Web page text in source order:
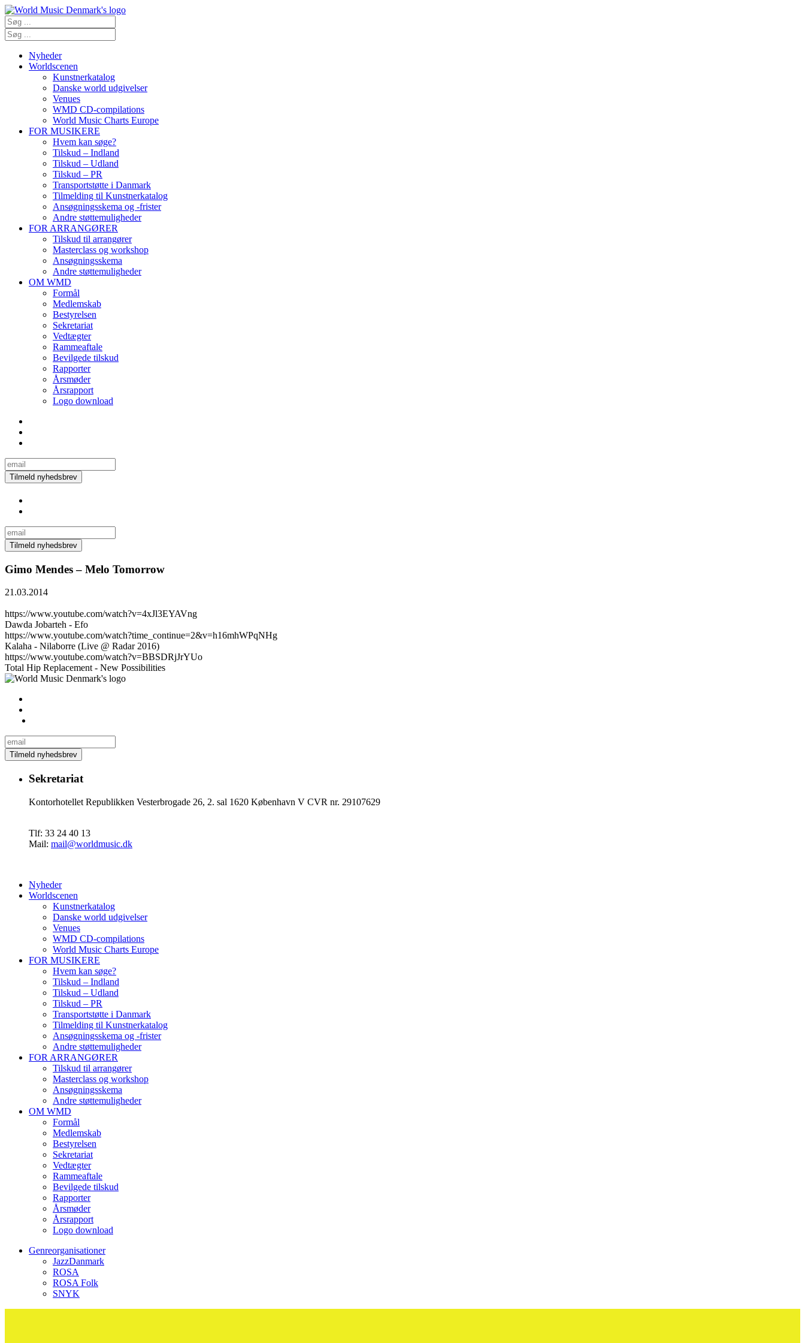
Nyheder
Worldscenen
Kunstnerkatalog
Danske world udgivelser
Venues
WMD CD-compilations
World Music Charts Europe
FOR MUSIKERE
Hvem kan søge?
Tilskud – Indland
Tilskud – Udland
Tilskud – PR
Transportstøtte i Danmark
Tilmelding til Kunstnerkatalog
Ansøgningsskema og -frister
Andre støttemuligheder
FOR ARRANGØRER
Tilskud til arrangører
Masterclass og workshop
Ansøgningsskema
Andre støttemuligheder
OM WMD
Formål
Medlemskab
Bestyrelsen
Sekretariat
Vedtægter
Rammeaftale
Bevilgede tilskud
Rapporter
Årsmøder
Årsrapport
Logo download
Gimo Mendes – Melo Tomorrow
21.03.2014
https://www.youtube.com/watch?v=4xJl3EYAVng
Dawda Jobarteh - Efo
https://www.youtube.com/watch?time_continue=2&v=h16mhWPqNHg
Kalaha - Nilaborre (Live @ Radar 2016)
https://www.youtube.com/watch?v=BBSDRjJrYUo
Total Hip Replacement - New Possibilities
Sekretariat
Kontorhotellet Republikken Vesterbrogade 26, 2. sal 1620 København V CVR nr. 29107629
Tlf: 33 24 40 13
Mail: mail@worldmusic.dk
Nyheder
Worldscenen
Kunstnerkatalog
Danske world udgivelser
Venues
WMD CD-compilations
World Music Charts Europe
FOR MUSIKERE
Hvem kan søge?
Tilskud – Indland
Tilskud – Udland
Tilskud – PR
Transportstøtte i Danmark
Tilmelding til Kunstnerkatalog
Ansøgningsskema og -frister
Andre støttemuligheder
FOR ARRANGØRER
Tilskud til arrangører
Masterclass og workshop
Ansøgningsskema
Andre støttemuligheder
OM WMD
Formål
Medlemskab
Bestyrelsen
Sekretariat
Vedtægter
Rammeaftale
Bevilgede tilskud
Rapporter
Årsmøder
Årsrapport
Logo download
Genreorganisationer
JazzDanmark
ROSA
ROSA Folk
SNYK